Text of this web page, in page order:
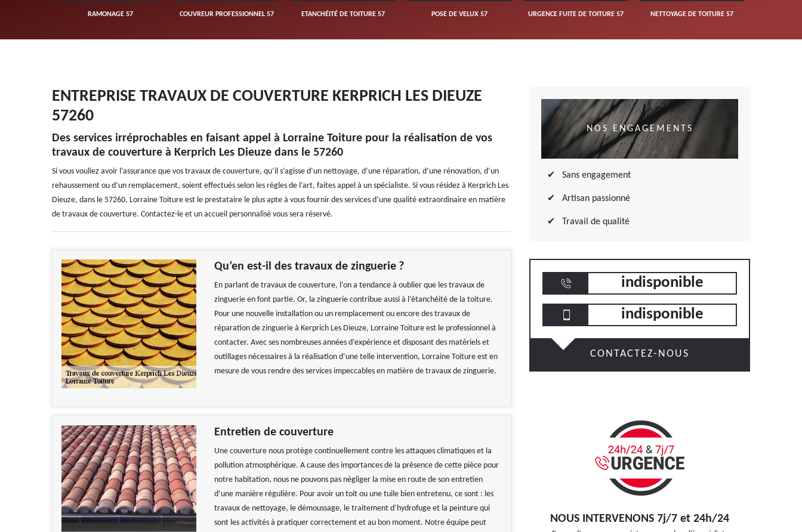
RAMONAGE 57 COUVREUR PROFESSIONNEL 57 ETANCHÉITÉ DE TOITURE 57 POSE DE VELUX 57 URGENCE FUITE DE TOITURE 57 NETTOYAGE DE TOITURE 57
ENTREPRISE TRAVAUX DE COUVERTURE KERPRICH LES DIEUZE
57260
Des services irréprochables en faisant appel à Lorraine Toiture pour la réalisation de vos
travaux de couverture à Kerprich Les Dieuze dans le 57260
Si vous vouliez avoir l’assurance que vos travaux de couverture, qu’il s’agisse d’un nettoyage, d’une réparation, d’une rénovation, d’un
rehaussement ou d’un remplacement, soient effectués selon les règles de l’art, faites appel à un spécialiste. Si vous résidez à Kerprich Les
Dieuze, dans le 57260, Lorraine Toiture est le prestataire le plus apte à vous fournir des services d’une qualité extraordinaire en matière
de travaux de couverture. Contactez-le et un accueil personnalisé vous sera réservé.
Qu’en est-il des travaux de zinguerie ?
En parlant de travaux de couverture, l’on a tendance à oublier que les travaux de
zinguerie en font partie. Or, la zinguerie contribue aussi à l’étanchéité de la toiture.
Pour une nouvelle installation ou un remplacement ou encore des travaux de
réparation de zinguerie à Kerprich Les Dieuze, Lorraine Toiture est le professionnel à
contacter. Avec ses nombreuses années d’expérience et disposant des matériels et
outillages nécessaires à la réalisation d’une telle intervention, Lorraine Toiture est en
mesure de vous rendre des services impeccables en matière de travaux de zinguerie.
Entretien de couverture
Une couverture nous protège continuellement contre les attaques climatiques et la
pollution atmosphérique. A cause des importances de la présence de cette pièce pour
notre habitation, nous ne pouvons pas négliger la mise en route de son entretien
d’une manière régulière. Pour avoir un toit ou une tuile bien entretenu, ce sont : les
travaux de nettoyage, le démoussage, le traitement d’hydrofuge et la peinture qui
sont les activités à pratiquer correctement et au bon moment. Notre équipe peut
NOS ENGAGEMENTS
Sans engagement
Artisan passionné
Travail de qualité
indisponible
indisponible
CONTACTEZ-NOUS
NOUS INTERVENONS 7j/7 et 24h/24